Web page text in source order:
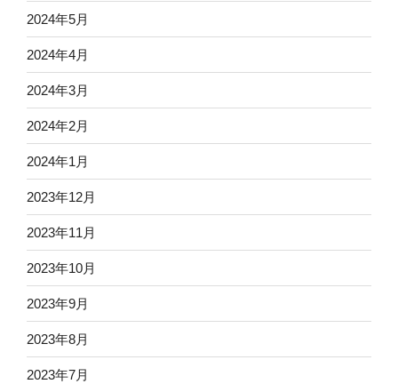
2024年5月
2024年4月
2024年3月
2024年2月
2024年1月
2023年12月
2023年11月
2023年10月
2023年9月
2023年8月
2023年7月